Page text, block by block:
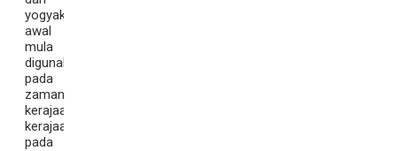
yogyakarta,
awal
mula
digunakan
pada
zaman
kerajaan-
kerajaan
pada